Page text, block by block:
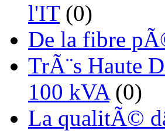
l'IT(0)
De la fibre
TrÃ¨s Haute
100 kVA(0)
La qualitÃ©